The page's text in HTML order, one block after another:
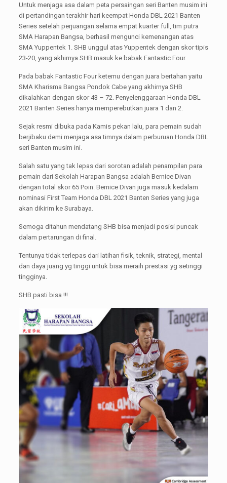
Untuk menjaga asa dalam peta persaingan seri Banten musim ini
di pertandingan terakhir hari keempat Honda DBL 2021 Banten
Series setelah perjuangan selama empat kuarter full, tim putra
SMA Harapan Bangsa, berhasil mengunci kemenangan atas
SMA Yuppentek 1. SHB unggul atas Yuppentek dengan skor tipis
23-20, yang akhirnya SHB masuk ke babak Fantastic Four.
Pada babak Fantastic Four ketemu dengan juara bertahan yaitu
SMA Kharisma Bangsa Pondok Cabe yang akhirnya SHB
dikalahkan dengan skor 43 – 72. Penyelenggaraan Honda DBL
2021 Banten Series hanya memperebutkan juara 1 dan 2.
Sejak resmi dibuka pada Kamis pekan lalu, para pemain sudah
berjibaku demi menjaga asa timnya dalam perburuan Honda DBL
seri Banten musim ini.
Salah satu yang tak lepas dari sorotan adalah penampilan para
pemain dari Sekolah Harapan Bangsa adalah Bernice Divan
dengan total skor 65 Poin. Bernice Divan juga masuk kedalam
nominasi First Team Honda DBL 2021 Banten Series yang juga
akan dikirim ke Surabaya.
Semoga ditahun mendatang SHB bisa menjadi posisi puncak
dalam pertarungan di final.
Tentunya tidak terlepas dari latihan fisik, teknik, strategi, mental
dan daya juang yg tinggi untuk bisa meraih prestasi yg setinggi
tingginya.
SHB pasti bisa !!!